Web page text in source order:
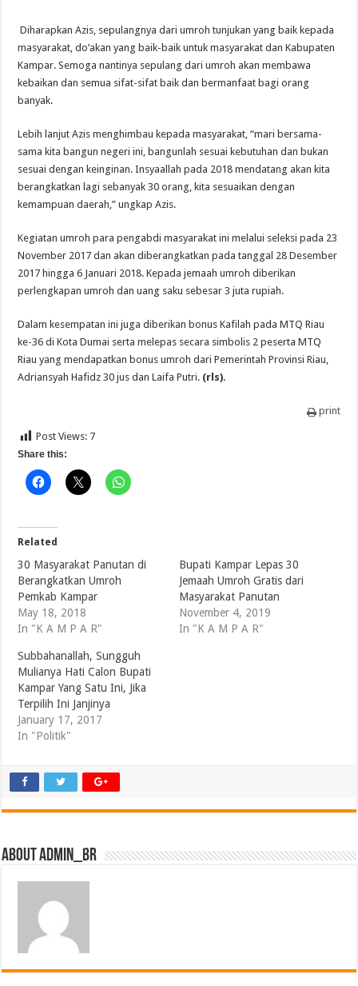
Diharapkan Azis, sepulangnya dari umroh tunjukan yang baik kepada
masyarakat, do’akan yang baik-baik untuk masyarakat dan Kabupaten
Kampar. Semoga nantinya sepulang dari umroh akan membawa
kebaikan dan semua sifat-sifat baik dan bermanfaat bagi orang
banyak.
Lebih lanjut Azis menghimbau kepada masyarakat, “mari bersama-
sama kita bangun negeri ini, bangunlah sesuai kebutuhan dan bukan
sesuai dengan keinginan. Insyaallah pada 2018 mendatang akan kita
berangkatkan lagi sebanyak 30 orang, kita sesuaikan dengan
kemampuan daerah,” ungkap Azis.
Kegiatan umroh para pengabdi masyarakat ini melalui seleksi pada 23
November 2017 dan akan diberangkatkan pada tanggal 28 Desember
2017 hingga 6 Januari 2018. Kepada jemaah umroh diberikan
perlengkapan umroh dan uang saku sebesar 3 juta rupiah.
Dalam kesempatan ini juga diberikan bonus Kafilah pada MTQ Riau
ke-36 di Kota Dumai serta melepas secara simbolis 2 peserta MTQ
Riau yang mendapatkan bonus umroh dari Pemerintah Provinsi Riau,
Adriansyah Hafidz 30 jus dan Laifa Putri. (rls).
print
Post Views: 7
Share this:
Related
30 Masyarakat Panutan di
Berangkatkan Umroh
Pemkab Kampar
May 18, 2018
In "K A M P A R"
Bupati Kampar Lepas 30
Jemaah Umroh Gratis dari
Masyarakat Panutan
November 4, 2019
In "K A M P A R"
Subbahanallah, Sungguh
Mulianya Hati Calon Bupati
Kampar Yang Satu Ini, Jika
Terpilih Ini Janjinya
January 17, 2017
In "Politik"
About admin_br